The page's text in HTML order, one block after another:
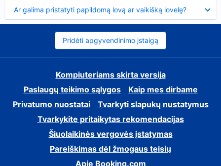
Ar galima pristatyti papildomą lovą ar vaikišką lovelę?
Pridėti apgyvendinimo įstaigą
Kompiuteriams skirta versija
Paslaugų teikimo sąlygos
Kaip mes dirbame
Privatumo nuostatai
Tvarkyti slapukų nustatymus
Tvarkykite pritaikytas rekomendacijas
Šiuolaikinės vergovės įstatymas
Pareiškimas dėl žmogaus teisių
Apie Booking.com